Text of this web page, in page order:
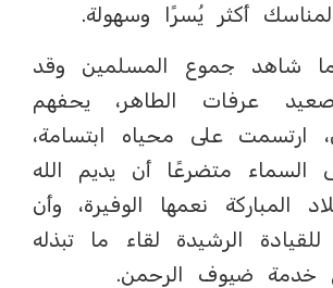
أكثر يُسرًا وسهولة.
شاهد جموع المسلمين وقد
عرفات الطاهر، يحفهم
ارتسمت على محياه ابتسامة،
السماء متضرعًا أن يديم الله
المباركة نعمها الوفيرة، وأن
الرشيدة لقاء ما تبذله
ضيوف الرحمن.